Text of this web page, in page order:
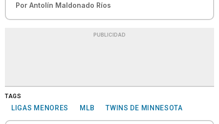
Por Antolín Maldonado Ríos
PUBLICIDAD
TAGS
LIGAS MENORES MLB TWINS DE MINNESOTA